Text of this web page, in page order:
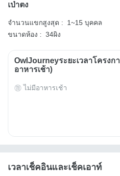
เป่าตง
จำนวนแขกสูงสุด :
1~15 บุคคล
ขนาดห้อง : 34ผิง
OwlJourneyระยะเวลาโครงก
อาหารเช้า)
ไม่มีอาหารเช้า
เวลาเช็คอินและเช็คเอาท์